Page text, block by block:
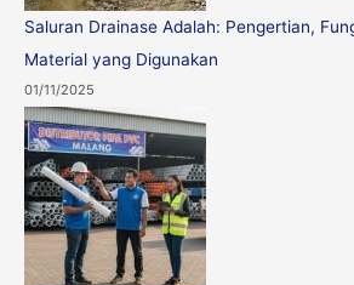
Saluran Drainase Adalah: Pengertian,
Material yang Digunakan
01/11/2025